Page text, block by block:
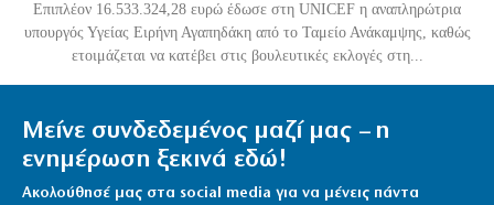
Επιπλέον 16.533.324,28 ευρώ έδωσε στη UNICEF η αναπληρώτρια
υπουργός Υγείας Ειρήνη Αγαπηδάκη από το Ταμείο Ανάκαμψης, καθώς
ετοιμάζεται να κατέβει στις βουλευτικές εκλογές στη...
Μείνε συνδεδεμένος μαζί μας – η
ενημέρωση ξεκινά εδώ!
Ακολούθησέ μας στα social media για να μένεις πάντα